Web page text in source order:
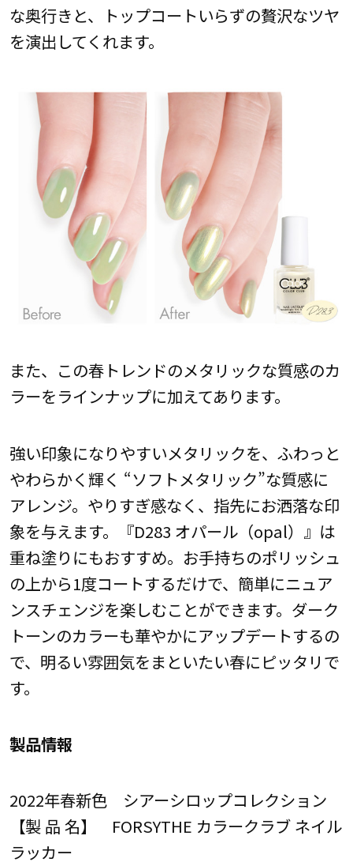
な奥行きと、トップコートいらずの贅沢なツヤ
を演出してくれます。
また、この春トレンドのメタリックな質感のカ
ラーをラインナップに加えてあります。
強い印象になりやすいメタリックを、ふわっと
やわらかく輝く “ソフトメタリック”な質感に
アレンジ。やりすぎ感なく、指先にお洒落な印
象を与えます。『D283 オパール（opal）』は
重ね塗りにもおすすめ。お手持ちのポリッシュ
の上から1度コートするだけで、簡単にニュア
ンスチェンジを楽しむことができます。ダーク
トーンのカラーも華やかにアップデートするの
で、明るい雰囲気をまといたい春にピッタリで
す。
製品情報
2022年春新色 シアーシロップコレクション
【製 品 名】 FORSYTHE カラークラブ ネイル
ラッカー